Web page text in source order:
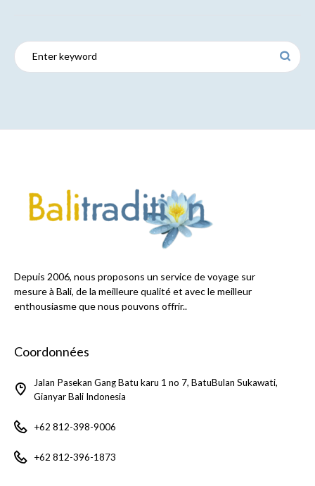
Depuis 2006, nous proposons un service de voyage sur
mesure à Bali, de la meilleure qualité et avec le meilleur
enthousiasme que nous pouvons offrir..
Coordonnées
Jalan Pasekan Gang Batu karu 1 no 7, BatuBulan Sukawati,
Gianyar Bali Indonesia
+62 812-398-9006
+62 812-396-1873